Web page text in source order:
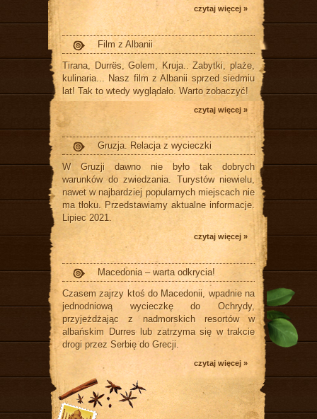
czytaj więcej »
Film z Albanii
Tirana, Durrës, Golem, Kruja.. Zabytki, plaże,
kulinaria... Nasz film z Albanii sprzed siedmiu
lat! Tak to wtedy wyglądało. Warto zobaczyć!
czytaj więcej »
Gruzja. Relacja z wycieczki
W Gruzji dawno nie było tak dobrych
warunków do zwiedzania. Turystów niewielu,
nawet w najbardziej popularnych miejscach nie
ma tłoku. Przedstawiamy aktualne informacje.
Lipiec 2021.
czytaj więcej »
Macedonia – warta odkrycia!
Czasem zajrzy ktoś do Macedonii, wpadnie na
jednodniową wycieczkę do Ochrydy,
przyjeżdżając z nadmorskich resortów w
albańskim Durres lub zatrzyma się w trakcie
drogi przez Serbię do Grecji.
czytaj więcej »